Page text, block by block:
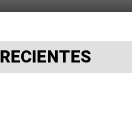
RECIENTES